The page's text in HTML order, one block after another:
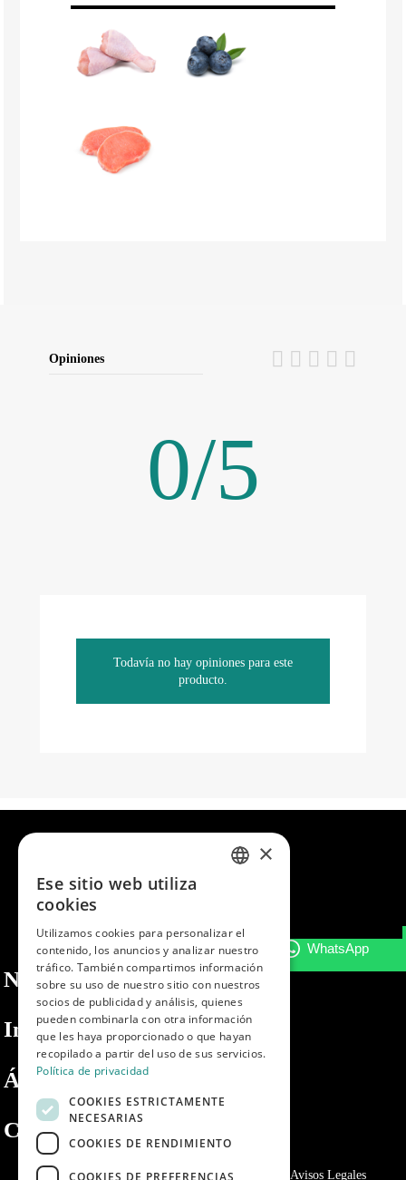
Opiniones
0/5
Todavía no hay opiniones para este
producto.
Nosotros
Información
Área privada
Contacto
Política de privacidad Politica de cookies Avisos Legales
PORTUGUESE
×
Ese sitio web utiliza
cookies
Utilizamos cookies para personalizar el
contenido, los anuncios y analizar nuestro
tráfico. También compartimos información
sobre su uso de nuestro sitio con nuestros
socios de publicidad y análisis, quienes
pueden combinarla con otra información
que les haya proporcionado o que hayan
recopilado a partir del uso de sus servicios.
Política de privacidad
COOKIES ESTRICTAMENTE
NECESARIAS
COOKIES DE RENDIMIENTO
COOKIES DE PREFERENCIAS